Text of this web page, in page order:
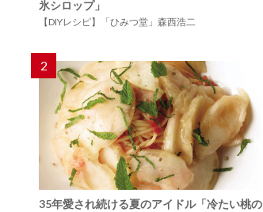
氷シロップ」
【DIYレシピ】「ひみつ堂」森西浩二
2
35年愛され続ける夏のアイドル「冷たい桃の